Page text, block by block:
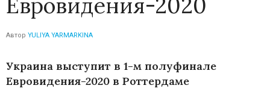
Автор YULIYA YARMARKINA
Украина выступит в 1-м полуфинале
Евровидения-2020 в Роттердаме